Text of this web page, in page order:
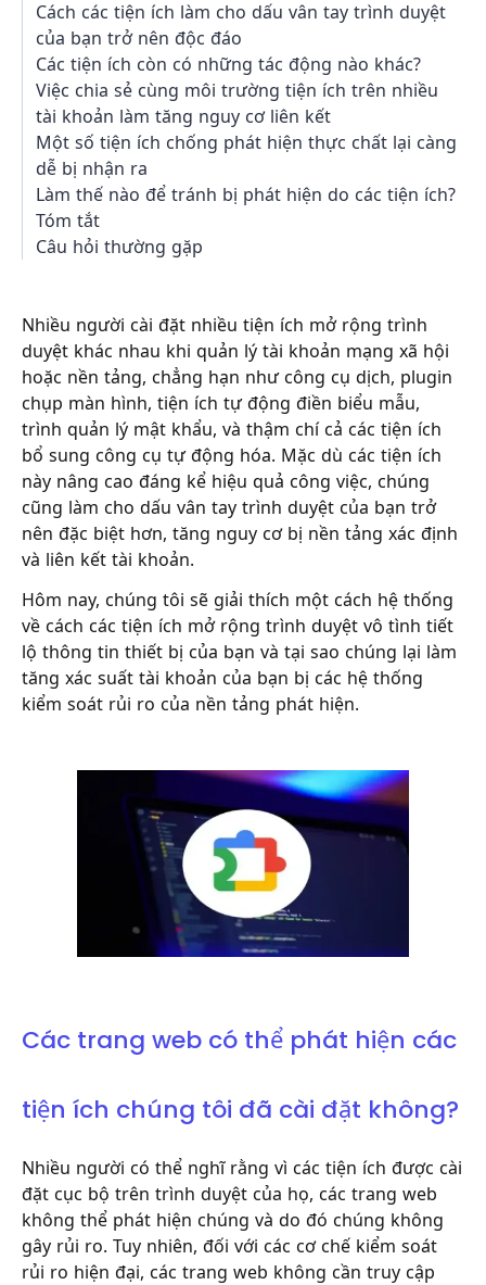
Cách các tiện ích làm cho dấu vân tay trình duyệt
của bạn trở nên độc đáo
Các tiện ích còn có những tác động nào khác?
Việc chia sẻ cùng môi trường tiện ích trên nhiều
tài khoản làm tăng nguy cơ liên kết
Một số tiện ích chống phát hiện thực chất lại càng
dễ bị nhận ra
Làm thế nào để tránh bị phát hiện do các tiện ích?
Tóm tắt
Câu hỏi thường gặp
Nhiều người cài đặt nhiều tiện ích mở rộng trình
duyệt khác nhau khi quản lý tài khoản mạng xã hội
hoặc nền tảng, chẳng hạn như công cụ dịch, plugin
chụp màn hình, tiện ích tự động điền biểu mẫu,
trình quản lý mật khẩu, và thậm chí cả các tiện ích
bổ sung công cụ tự động hóa. Mặc dù các tiện ích
này nâng cao đáng kể hiệu quả công việc, chúng
cũng làm cho dấu vân tay trình duyệt của bạn trở
nên đặc biệt hơn, tăng nguy cơ bị nền tảng xác định
và liên kết tài khoản.
Hôm nay, chúng tôi sẽ giải thích một cách hệ thống
về cách các tiện ích mở rộng trình duyệt vô tình tiết
lộ thông tin thiết bị của bạn và tại sao chúng lại làm
tăng xác suất tài khoản của bạn bị các hệ thống
kiểm soát rủi ro của nền tảng phát hiện.
Các trang web có thể phát hiện các
tiện ích chúng tôi đã cài đặt không?
Nhiều người có thể nghĩ rằng vì các tiện ích được cài
đặt cục bộ trên trình duyệt của họ, các trang web
không thể phát hiện chúng và do đó chúng không
gây rủi ro. Tuy nhiên, đối với các cơ chế kiểm soát
rủi ro hiện đại, các trang web không cần truy cập